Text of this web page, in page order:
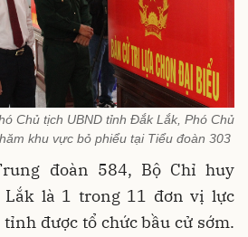
Chủ tịch UBND tỉnh Đắk Lắk, Phó Chủ
khu vực bỏ phiểu tại Tiểu đoàn 303
đoàn 584, Bộ Chỉ huy
là 1 trong 11 đơn vị lực
được tổ chức bầu cử sớm.